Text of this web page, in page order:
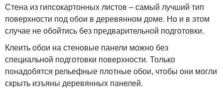
Стена из гипсокартонных листов – самый лучший тип
поверхности под обои в деревянном доме. Но и в этом
случае не обойтись без предварительной подготовки.
Клеить обои на стеновые панели можно без
специальной подготовки поверхности. Только
понадобятся рельефные плотные обои, чтобы они могли
скрыть изъяны деревянных панелей.